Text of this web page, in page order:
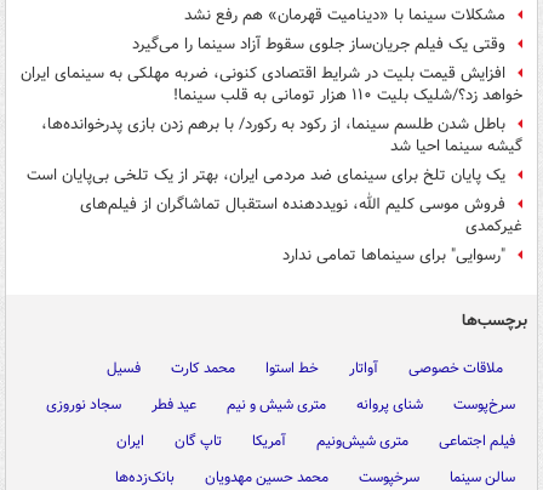
مشکلات سینما با «دینامیت قهرمان» هم رفع نشد
وقتی یک فیلم جریان‌ساز جلوی سقوط آزاد سینما را می‌گیرد
افزایش قیمت بلیت در شرایط اقتصادی کنونی، ضربه مهلکی به سینمای ایران
خواهد زد؟/شلیک بلیت ۱۱۰ هزار تومانی به قلب سینما!
باطل شدن طلسم سینما، از رکود به رکورد/ با برهم زدن بازی پدرخوانده‌ها،
گیشه سینما احیا شد
یک پایان تلخ برای سینمای ضد مردمی ایران، بهتر از یک تلخی بی‌پایان است
فروش موسی کلیم الله، نویددهنده استقبال تماشاگران از فیلم‌های
غیرکمدی
"رسوایی" برای سینماها تمامی ندارد
برچسب‌ها
ملاقات خصوصی آواتار خط استوا محمد کارت
فسیل
سرخ‌پوست
شنای پروانه متری شیش و نیم عید فطر
سجاد نوروزی
فیلم اجتماعی
متری شیش‌ونیم آمریکا تاپ گان
ایران
سالن سینما
سرخپوست محمد حسین مهدویان
بانک‌زده‌ها